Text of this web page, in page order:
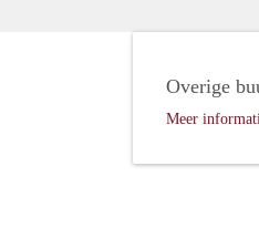
Overige
Meer